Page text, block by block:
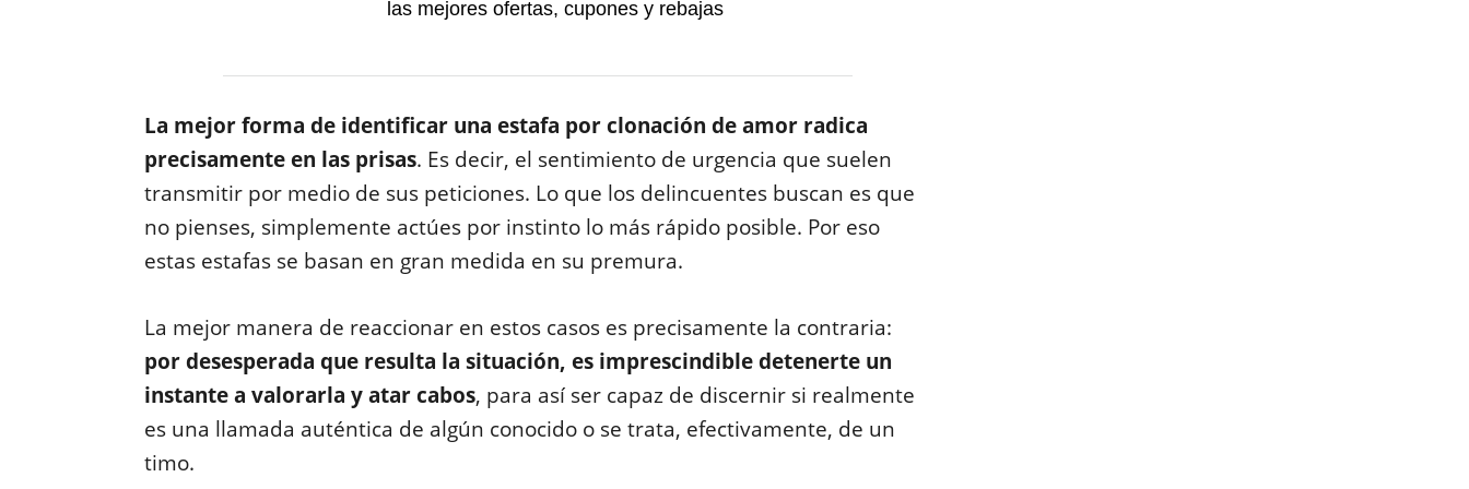
las mejores ofertas, cupones y rebajas
La mejor forma de identificar una estafa por clonación de amor radica
precisamente en las prisas. Es decir, el sentimiento de urgencia que suelen
transmitir por medio de sus peticiones. Lo que los delincuentes buscan es que
no pienses, simplemente actúes por instinto lo más rápido posible. Por eso
estas estafas se basan en gran medida en su premura.
La mejor manera de reaccionar en estos casos es precisamente la contraria:
por desesperada que resulta la situación, es imprescindible detenerte un
instante a valorarla y atar cabos, para así ser capaz de discernir si realmente
es una llamada auténtica de algún conocido o se trata, efectivamente, de un
timo.